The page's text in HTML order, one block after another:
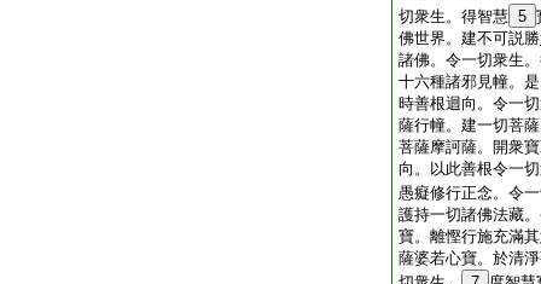
切衆生。得智慧 5
佛世界。建不可説
諸佛。令一切衆生
十六種諸邪見幢。
時善根迴向。令一
薩行幢。建一切菩
菩薩摩訶薩。開衆
向。以此善根令一
愚癡修行正念。令
護持一切諸佛法藏
寶。離慳行施充滿
薩婆若心寶。於清